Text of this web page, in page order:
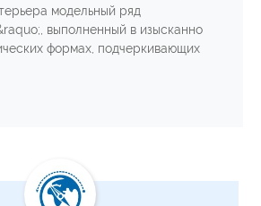
модельный ряд
выполненный в изысканно
формах, подчеркивающих